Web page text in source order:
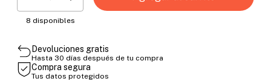
8 disponibles
Devoluciones gratis
Hasta 30 días después de tu compra
Compra segura
Tus datos protegidos